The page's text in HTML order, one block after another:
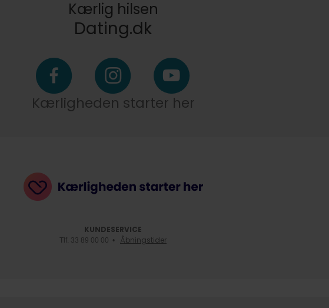
Kærlig hilsen
Dating.dk
Kærligheden starter her
KUNDESERVICE
Tlf. 33 89 00 00 • Åbningstider